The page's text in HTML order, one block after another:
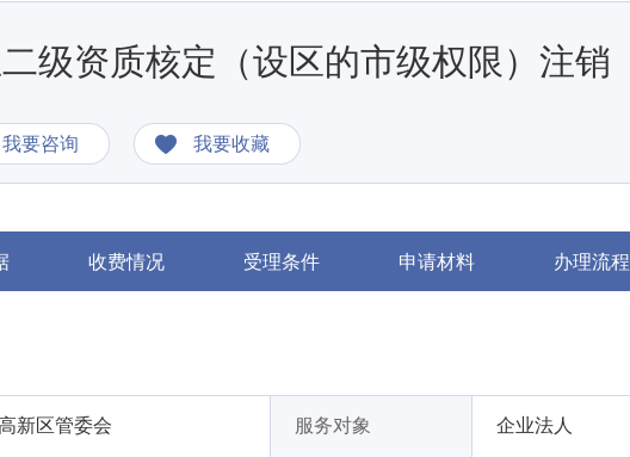
级资质核定（设区的市级权限）注销
我要咨询 我要收藏
收费情况 受理条件 申请材料 办理流程
新区管委会 服务对象 企业法人